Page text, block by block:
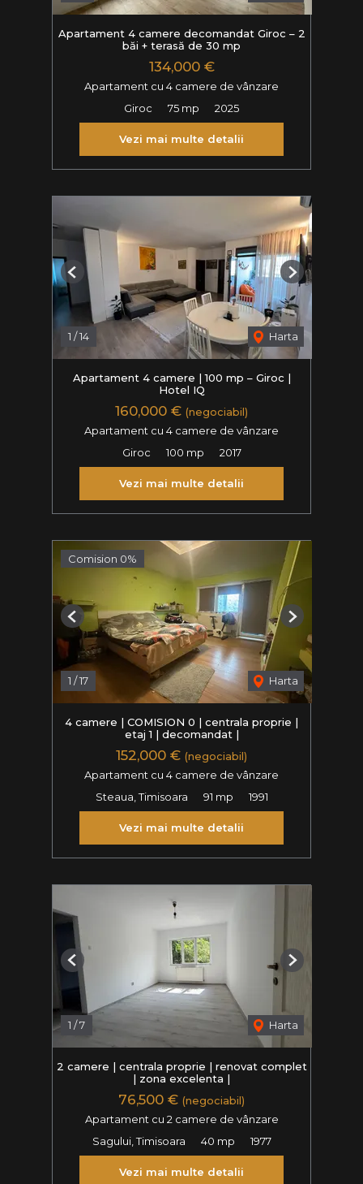
Apartament 4 camere decomandat Giroc – 2
băi + terasă de 30 mp
134,000 €
Apartament cu 4 camere de vânzare
Giroc
75 mp 2025
Vezi mai multe detalii
1 /14 Harta
Previous Next
Apartament 4 camere | 100 mp – Giroc |
Hotel IQ
160,000 € (negociabil)
Apartament cu 4 camere de vânzare
Giroc
100 mp 2017
Vezi mai multe detalii
Comision 0%
1 /17 Harta
Previous Next
4 camere | COMISION 0 | centrala proprie |
etaj 1 | decomandat |
152,000 € (negociabil)
Apartament cu 4 camere de vânzare
Steaua, Timisoara
91 mp 1991
Vezi mai multe detalii
1 /7 Harta
Previous Next
2 camere | centrala proprie | renovat complet
| zona excelenta |
76,500 € (negociabil)
Apartament cu 2 camere de vânzare
Sagului, Timisoara
40 mp 1977
Vezi mai multe detalii